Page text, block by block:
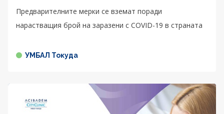
Предварителните мерки се вземат поради
нарастващия брой на заразени с COVID-19 в страната
УМБАЛ Токуда